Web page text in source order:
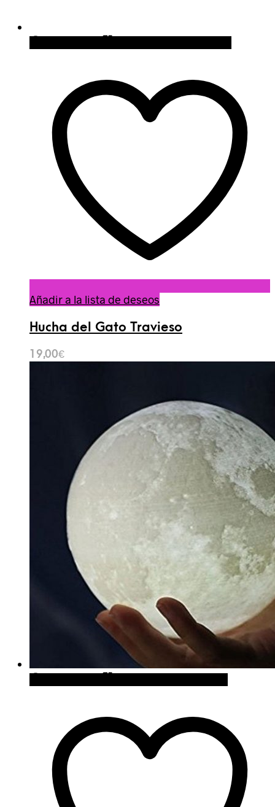
Añadir a la lista de deseos
Hucha del Gato Travieso
19,00€